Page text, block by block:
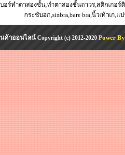
อร์ทำตาสองชั้น,ทำตาสองชั้นถาวร,สติกเกอ
กระชับอก,sinbra,bare bra,นิ้วเท้าเก,
ค้าออนไลน์Copyright (c) 2012-2020 Power